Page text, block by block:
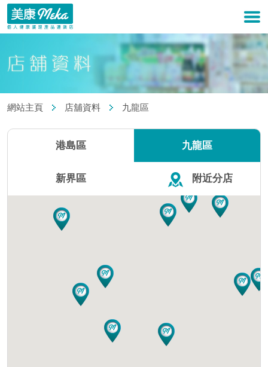
網站主頁 店舖資料 九龍區
港島區 九龍區
新界區 附近分店